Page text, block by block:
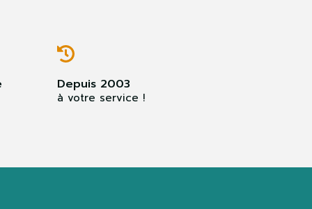
Depuis 2003
à votre service !